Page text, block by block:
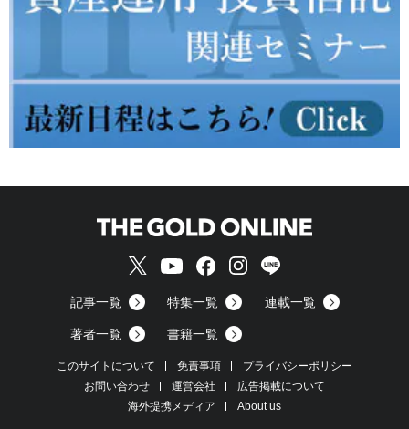
記事一覧 特集一覧 連載一覧
著者一覧 書籍一覧
このサイトについて 免責事項
プライバシーポリシー
お問い合わせ
運営会社
広告掲載について
海外提携メディア
About us